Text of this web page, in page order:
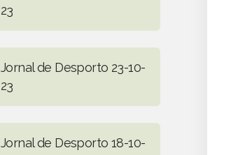
23
Jornal de Desporto 23-10-
23
Jornal de Desporto 18-10-